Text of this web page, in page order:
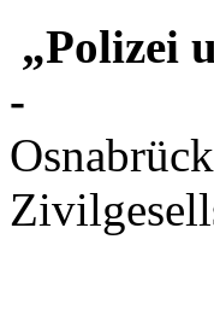
„Polizei
-